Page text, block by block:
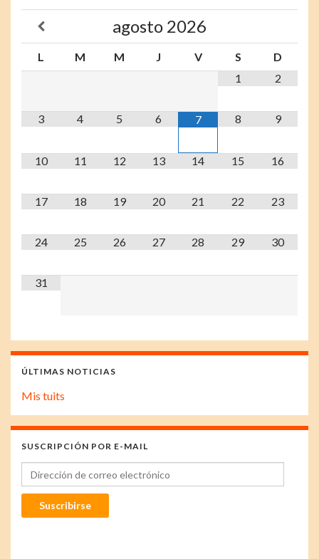
agosto 2026
L M M J V S
D
1
2
3 4 5 6 7 8 9
10 11 12 13 14 15 16
17 18 19 20 21 22 23
24 25 26 27 28 29 30
31
ÚLTIMAS NOTICIAS
Mis tuits
SUSCRIPCIÓN POR E-MAIL
Dirección de correo electrónico
Suscribirse